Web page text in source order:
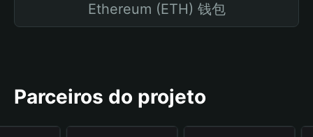
Ethereum (ETH) 钱包
Parceiros do projeto